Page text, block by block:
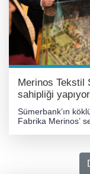
Merinos Tekstil
sahipliği yapıyor
Sümerbank’ın
Fabrika Merinos’
Müzesi’nde
alanındaki üretim